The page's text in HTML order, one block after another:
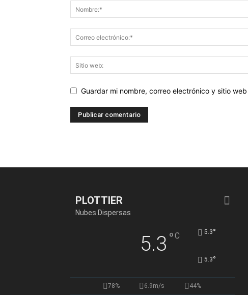
Guardar mi nombre, correo electrónico y sitio
PLOTTIER
Nubes Dispersas
5.3 °C 5.3°
5.3°
78% 6.9m/s 44%